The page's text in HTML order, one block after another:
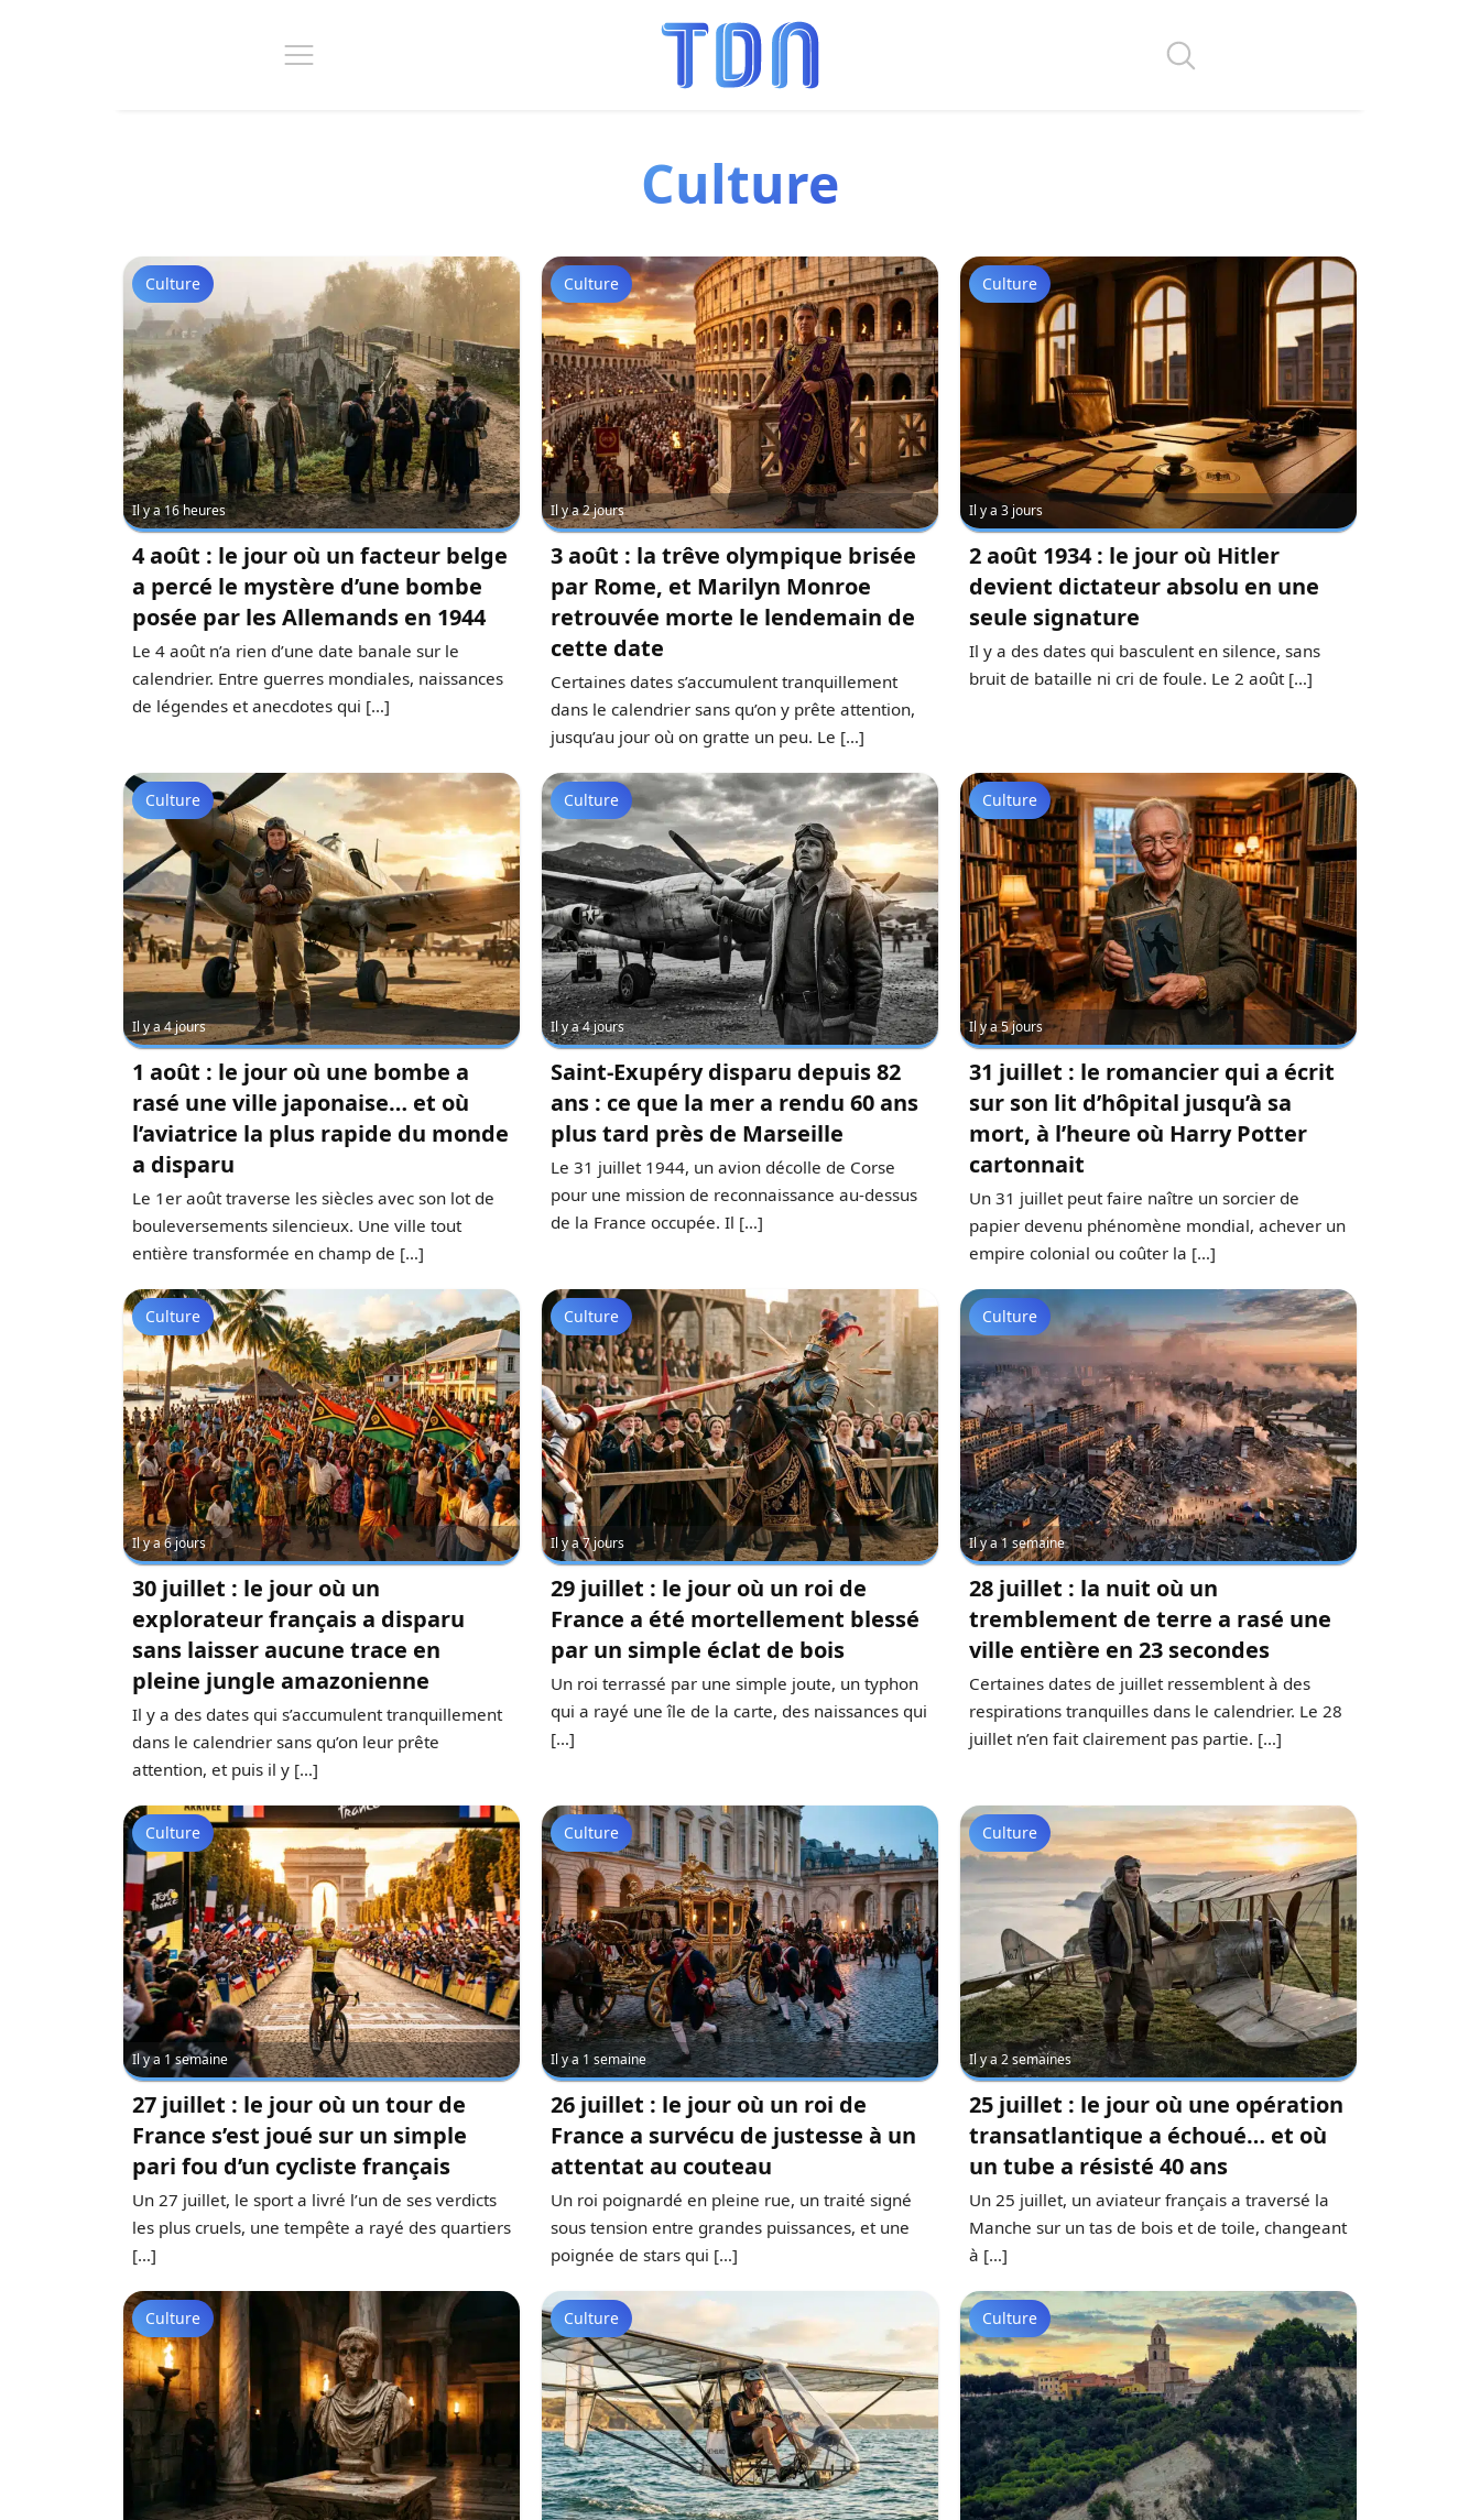
Culture
Culture
Il y a 16 heures
4 août : le jour où un facteur belge
a percé le mystère d’une bombe
posée par les Allemands en 1944
Le 4 août n’a rien d’une date banale sur le
calendrier. Entre guerres mondiales, naissances
de légendes et anecdotes qui […]
Culture
Il y a 2 jours
3 août : la trêve olympique brisée
par Rome, et Marilyn Monroe
retrouvée morte le lendemain de
cette date
Certaines dates s’accumulent tranquillement
dans le calendrier sans qu’on y prête attention,
jusqu’au jour où on gratte un peu. Le […]
Culture
Il y a 3 jours
2 août 1934 : le jour où Hitler
devient dictateur absolu en une
seule signature
Il y a des dates qui basculent en silence, sans
bruit de bataille ni cri de foule. Le 2 août […]
Culture
Il y a 4 jours
1 août : le jour où une bombe a
rasé une ville japonaise… et où
l’aviatrice la plus rapide du monde
a disparu
Le 1er août traverse les siècles avec son lot de
bouleversements silencieux. Une ville tout
entière transformée en champ de […]
Culture
Il y a 4 jours
Saint-Exupéry disparu depuis 82
ans : ce que la mer a rendu 60 ans
plus tard près de Marseille
Le 31 juillet 1944, un avion décolle de Corse
pour une mission de reconnaissance au-dessus
de la France occupée. Il […]
Culture
Il y a 5 jours
31 juillet : le romancier qui a écrit
sur son lit d’hôpital jusqu’à sa
mort, à l’heure où Harry Potter
cartonnait
Un 31 juillet peut faire naître un sorcier de
papier devenu phénomène mondial, achever un
empire colonial ou coûter la […]
Culture
Il y a 6 jours
30 juillet : le jour où un
explorateur français a disparu
sans laisser aucune trace en
pleine jungle amazonienne
Il y a des dates qui s’accumulent tranquillement
dans le calendrier sans qu’on leur prête
attention, et puis il y […]
Culture
Il y a 7 jours
29 juillet : le jour où un roi de
France a été mortellement blessé
par un simple éclat de bois
Un roi terrassé par une simple joute, un typhon
qui a rayé une île de la carte, des naissances qui
[…]
Culture
Il y a 1 semaine
28 juillet : la nuit où un
tremblement de terre a rasé une
ville entière en 23 secondes
Certaines dates de juillet ressemblent à des
respirations tranquilles dans le calendrier. Le 28
juillet n’en fait clairement pas partie. […]
Culture
Il y a 1 semaine
27 juillet : le jour où un tour de
France s’est joué sur un simple
pari fou d’un cycliste français
Un 27 juillet, le sport a livré l’un de ses verdicts
les plus cruels, une tempête a rayé des quartiers
[…]
Culture
Il y a 1 semaine
26 juillet : le jour où un roi de
France a survécu de justesse à un
attentat au couteau
Un roi poignardé en pleine rue, un traité signé
sous tension entre grandes puissances, et une
poignée de stars qui […]
Culture
Il y a 2 semaines
25 juillet : le jour où une opération
transatlantique a échoué… et où
un tube a résisté 40 ans
Un 25 juillet, un aviateur français a traversé la
Manche sur un tas de bois et de toile, changeant
à […]
Culture Culture Culture